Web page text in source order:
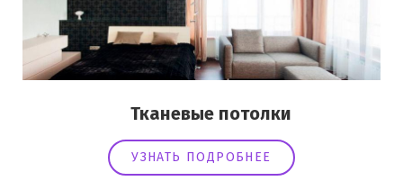
Тканевые потолки
УЗНАТЬ ПОДРОБНЕЕ